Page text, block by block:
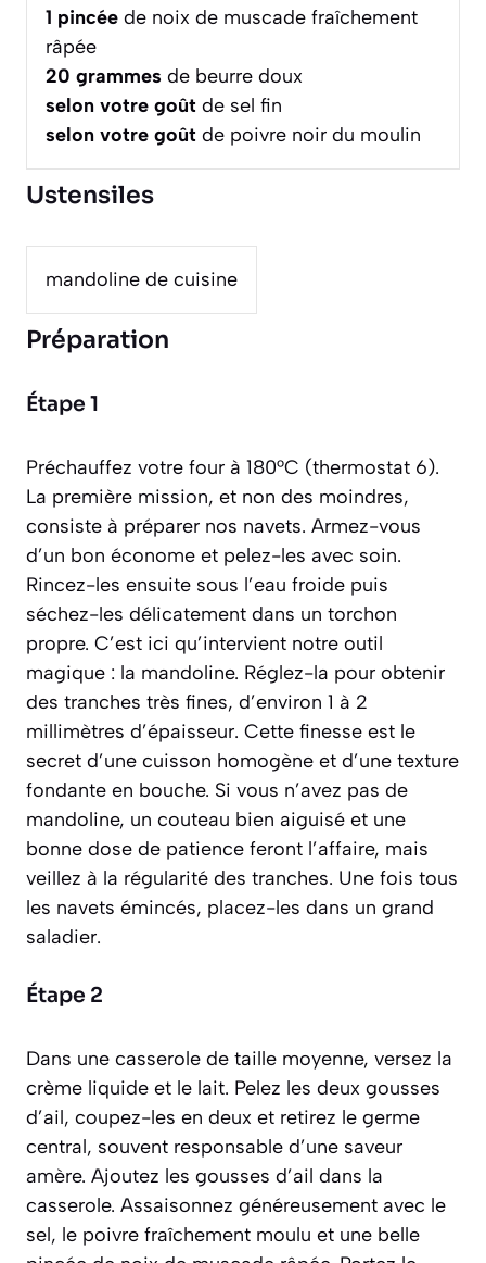
1 pincée de noix de muscade fraîchement
râpée
20 grammes de beurre doux
selon votre goût de sel fin
selon votre goût de poivre noir du moulin
Ustensiles
mandoline de cuisine
Préparation
Étape 1
Préchauffez votre four à 180°C (thermostat 6).
La première mission, et non des moindres,
consiste à préparer nos navets. Armez-vous
d’un bon économe et pelez-les avec soin.
Rincez-les ensuite sous l’eau froide puis
séchez-les délicatement dans un torchon
propre. C’est ici qu’intervient notre outil
magique : la mandoline. Réglez-la pour obtenir
des tranches très fines, d’environ 1 à 2
millimètres d’épaisseur. Cette finesse est le
secret d’une cuisson homogène et d’une texture
fondante en bouche. Si vous n’avez pas de
mandoline, un couteau bien aiguisé et une
bonne dose de patience feront l’affaire, mais
veillez à la régularité des tranches. Une fois tous
les navets émincés, placez-les dans un grand
saladier.
Étape 2
Dans une casserole de taille moyenne, versez la
crème liquide et le lait. Pelez les deux gousses
d’ail, coupez-les en deux et retirez le germe
central, souvent responsable d’une saveur
amère. Ajoutez les gousses d’ail dans la
casserole. Assaisonnez généreusement avec le
sel, le poivre fraîchement moulu et une belle